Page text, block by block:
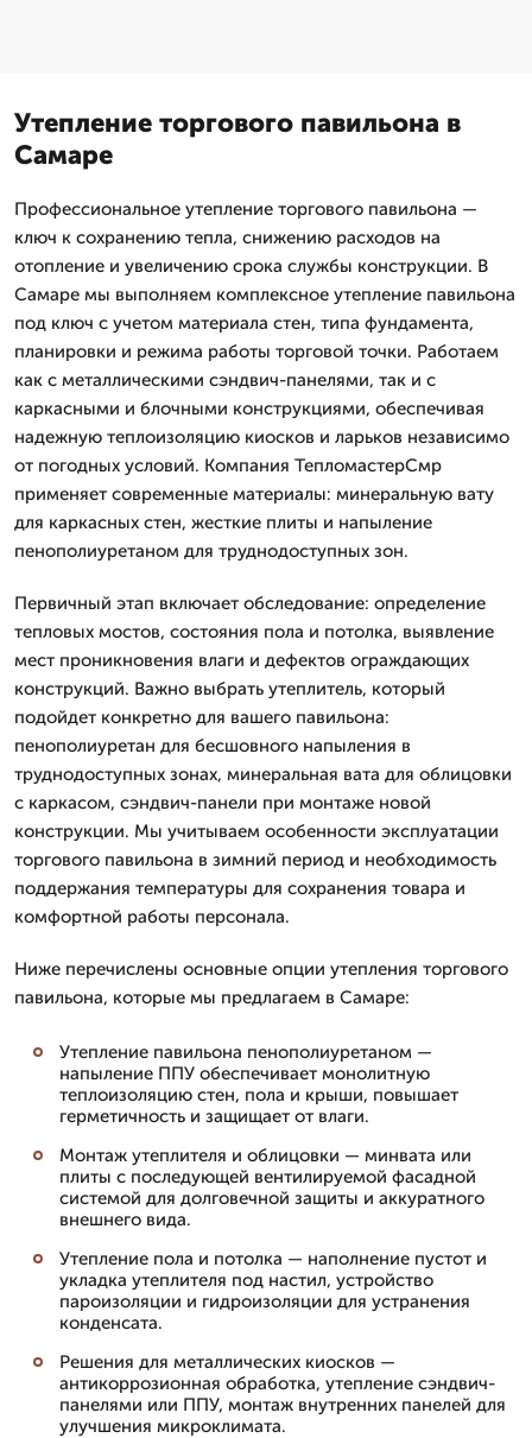
Утепление торгового павильона в
Самаре
Профессиональное утепление торгового павильона —
ключ к сохранению тепла, снижению расходов на
отопление и увеличению срока службы конструкции. В
Самаре мы выполняем комплексное утепление павильона
под ключ с учетом материала стен, типа фундамента,
планировки и режима работы торговой точки. Работаем
как с металлическими сэндвич-панелями, так и с
каркасными и блочными конструкциями, обеспечивая
надежную теплоизоляцию киосков и ларьков независимо
от погодных условий. Компания ТепломастерСмр
применяет современные материалы: минеральную вату
для каркасных стен, жесткие плиты и напыление
пенополиуретаном для труднодоступных зон.
Первичный этап включает обследование: определение
тепловых мостов, состояния пола и потолка, выявление
мест проникновения влаги и дефектов ограждающих
конструкций. Важно выбрать утеплитель, который
подойдет конкретно для вашего павильона:
пенополиуретан для бесшовного напыления в
труднодоступных зонах, минеральная вата для облицовки
с каркасом, сэндвич-панели при монтаже новой
конструкции. Мы учитываем особенности эксплуатации
торгового павильона в зимний период и необходимость
поддержания температуры для сохранения товара и
комфортной работы персонала.
Ниже перечислены основные опции утепления торгового
павильона, которые мы предлагаем в Самаре:
Утепление павильона пенополиуретаном —
напыление ППУ обеспечивает монолитную
теплоизоляцию стен, пола и крыши, повышает
герметичность и защищает от влаги.
Монтаж утеплителя и облицовки — минвата или
плиты с последующей вентилируемой фасадной
системой для долговечной защиты и аккуратного
внешнего вида.
Утепление пола и потолка — наполнение пустот и
укладка утеплителя под настил, устройство
пароизоляции и гидроизоляции для устранения
конденсата.
Решения для металлических киосков —
антикоррозионная обработка, утепление сэндвич-
панелями или ППУ, монтаж внутренних панелей для
улучшения микроклимата.